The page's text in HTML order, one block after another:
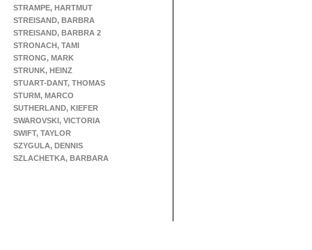
STRAMPE, HARTMUT
STREISAND, BARBRA
STREISAND, BARBRA 2
STRONACH, TAMI
STRONG, MARK
STRUNK, HEINZ
STUART-DANT, THOMAS
STURM, MARCO
SUTHERLAND, KIEFER
SWAROVSKI, VICTORIA
SWIFT, TAYLOR
SZYGULA, DENNIS
SZLACHETKA, BARBARA